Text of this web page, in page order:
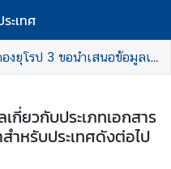
ะเทศ
โรป 3 ขอนำเสนอข้อมูลเกี่ยวกับประเภทเอกสารในการขอรับการตรวงลงตราสำหรับประเทศดังต่อไปนี้
กี่ยวกับประเภทเอกสาร
ำหรับประเทศดังต่อไป